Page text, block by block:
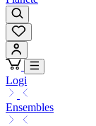
Logi
Ensembles